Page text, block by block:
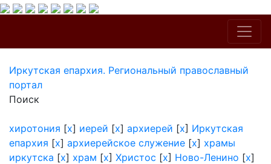
Иркутская епархия. Региональный православный
портал
Поиск
хиротония [x] иерей [x] архиерей [x] Иркутская
епархия [x] архиерейское служение [x] храмы
иркутска [x] храм [x] Христос [x] Ново-Ленино [x]